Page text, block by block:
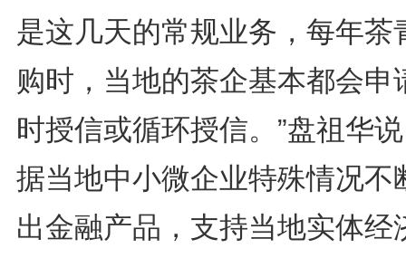
是这几天的常规业务，每年茶
购时，当地的茶企基本都会申
时授信或循环授信。”盘祖华
据当地中小微企业特殊情况不
出金融产品，支持当地实体经